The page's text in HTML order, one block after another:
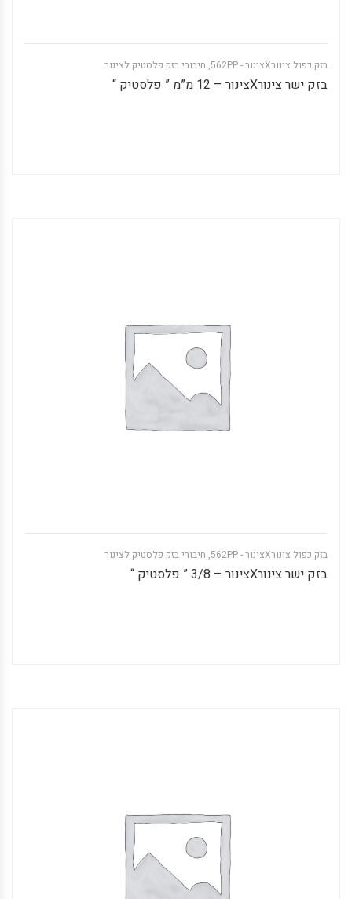
בזק כפול צינורXצינור - 562PP , חיבורי בזק פלסטיק לצינור
בזק ישר צינורXצינור – 12 מ”מ ” פלסטיק “
בזק כפול צינורXצינור - 562PP , חיבורי בזק פלסטיק לצינור
בזק ישר צינורXצינור – 3/8 ” פלסטיק “